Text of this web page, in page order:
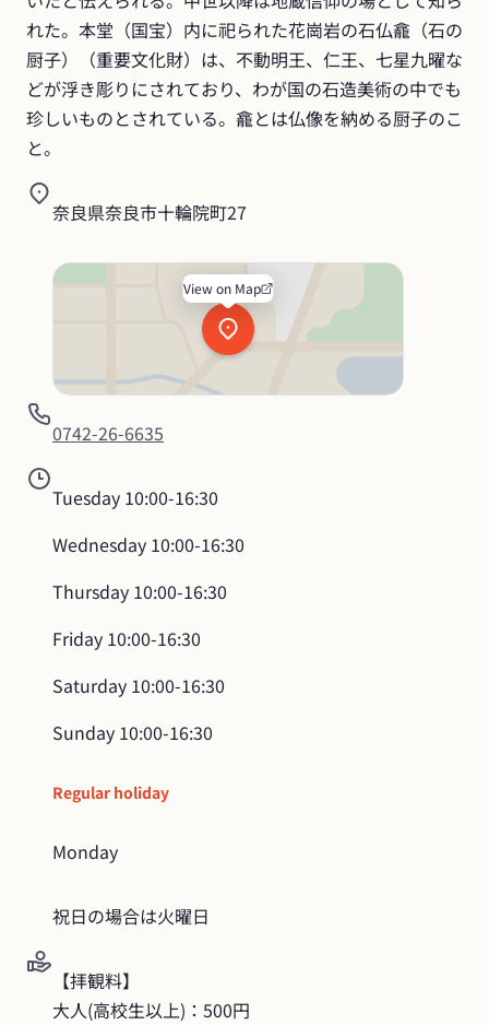
れた。本堂（国宝）内に祀られた花崗岩の石仏龕（石の
厨子）（重要文化財）は、不動明王、仁王、七星九曜な
どが浮き彫りにされており、わが国の石造美術の中でも
珍しいものとされている。龕とは仏像を納める厨子のこ
と。
奈良県奈良市十輪院町27
View on Map
0742-26-6635
Tuesday 10:00-16:30
Wednesday 10:00-16:30
Thursday 10:00-16:30
Friday 10:00-16:30
Saturday 10:00-16:30
Sunday 10:00-16:30
Regular holiday
Monday
祝日の場合は火曜日
【拝観料】
大人(高校生以上)：500円